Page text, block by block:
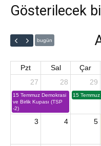
Gösterilecek
bugün
Pzt Sal Çar
27
15 Temmuz Demokrasi
ve Birlik Kupası (TSP
-2)
28 29
15
3 4 5